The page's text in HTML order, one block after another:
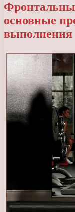
основные
выполнения